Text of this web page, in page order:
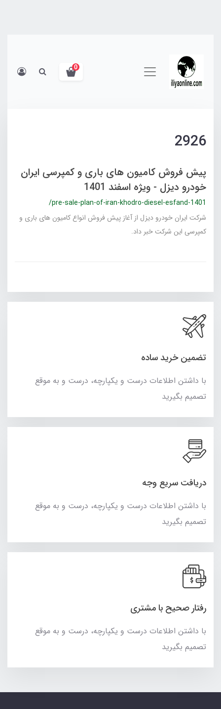
0
2926
پیش فروش کامیون‌ های باری و کمپرسی ایران
خودرو دیزل - ویژه اسفند 1401
/pre-sale-plan-of-iran-khodro-diesel-esfand-1401
شرکت ایران خودرو دیزل از آغاز پیش فروش انواع کامیون های باری و
کمپرسی این شرکت خبر داد.
تضمین خرید ساده
با داشتن اطلاعات درست و یکپارچه، درست و به موقع
تصمیم بگیرید
دریافت سریع وجه
با داشتن اطلاعات درست و یکپارچه، درست و به موقع
تصمیم بگیرید
رفتار صحیح با مشتری
با داشتن اطلاعات درست و یکپارچه، درست و به موقع
تصمیم بگیرید